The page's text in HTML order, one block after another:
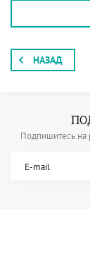
НАЗАД
Подпишитесь на